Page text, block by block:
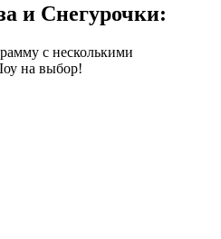
и Снегурочки:
с несколькими
на выбор!